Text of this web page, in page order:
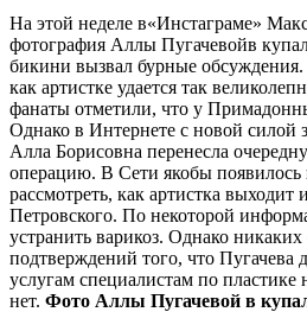
На этой неделе в«Инстаграме»
фотография Аллы Пугачевойв
бикини вызвал бурные
как артистке удается так
фанаты отметили, что у
Однако в Интернете с новой силой
Алла Борисовна перенесла
операцию. В Сети якобы
рассмотреть, как артистка
Петровского. По некоторой
устранить варикоз. Однако
подтверждений того, что Пугачева
услугам специалистам по
нет. Фото Аллы Пугачевой в